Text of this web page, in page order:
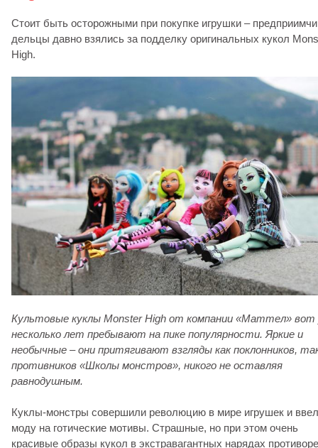
Стоит быть осторожными при покупке игрушки –
дельцы давно взялись за подделку оригинальных кукол
High.
Культовые куклы Monster High от компании «Маттел» вот
несколько лет пребывают на пике популярности. Яркие и
необычные – они притягивают взгляды как поклонников,
противников «Школы монстров», никого не оставляя
равнодушным.
Куклы-монстры совершили революцию в мире игрушек и
моду на готические мотивы. Страшные, но при этом очень
красивые образы кукол в экстравагантных нарядах